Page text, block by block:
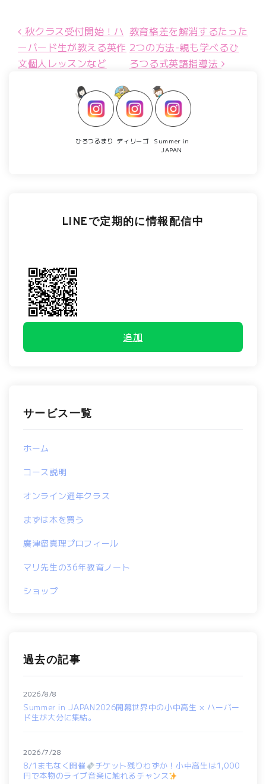
投稿ナビゲーション
秋クラス受付開始！ハ
ーバード生が教える英作
文個人レッスンなど
教育格差を解消するたった
2つの方法-親も学べるひ
ろつる式英語指導法
ひろつるまり ディリーゴ
Summer in
JAPAN
LINEで定期的に情報配信中
追加
サービス一覧
ホーム
コース説明
オンライン通年クラス
まずは本を買う
廣津留真理プロフィール
マリ先生の36年教育ノート
ショップ
過去の記事
Summer in JAPAN2026開幕世界中の小中高生 × ハーバー
ド生が大分に集結。
2026/8/8
8/1まもなく開催
チケット残りわずか！小中高生は1,000
円で本物のライブ音楽に触れるチャンス
2026/7/28